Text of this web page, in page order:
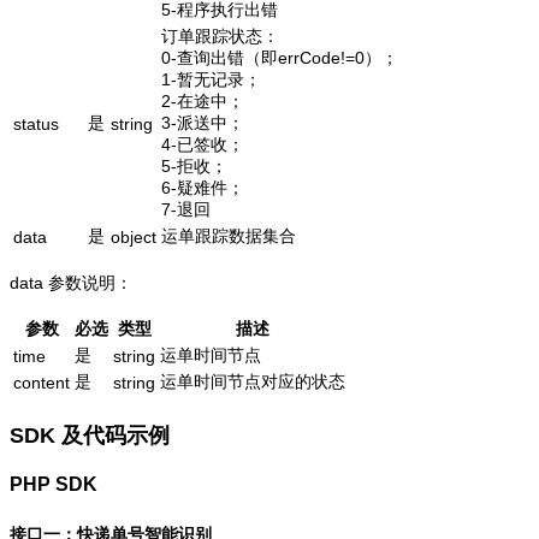
5-程序执行出错
status 是 string
订单跟踪状态：
0-查询出错（即errCode!=0）；
1-暂无记录；
2-在途中；
3-派送中；
4-已签收；
5-拒收；
6-疑难件；
7-退回
data
是 object 运单跟踪数据集合
data 参数说明：
参数 必选 类型
描述
time
是 string 运单时间节点
content 是 string 运单时间节点对应的状态
SDK 及代码示例
PHP SDK
接口一：快递单号智能识别